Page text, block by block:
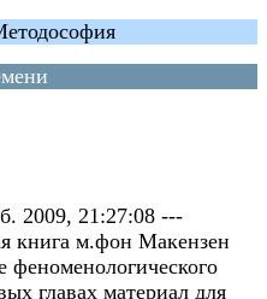
2009, 21:27:08 ---
книга м.фон Макензен
феноменологического
главах материал для